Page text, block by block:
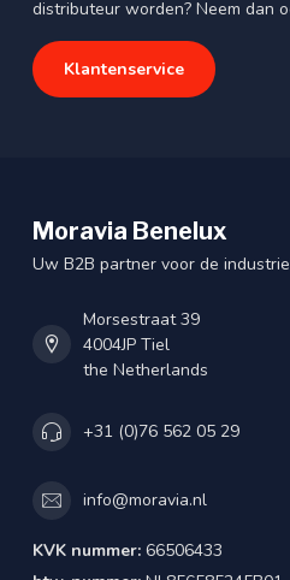
distributeur worden? Neem dan
Klantenservice
Moravia Benelux
Uw B2B partner voor de
Morsestraat 39
4004JP Tiel
the Netherlands
+31 (0)76 562 05 29
info@moravia.nl
KVK nummer: 66506433